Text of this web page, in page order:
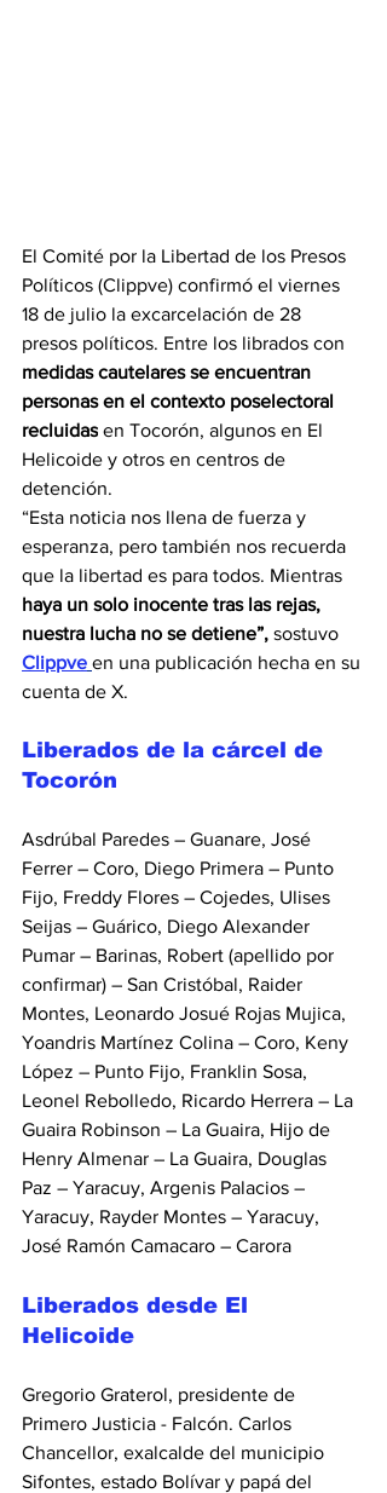
El Comité por la Libertad de los Presos
Políticos (Clippve) confirmó el viernes
18 de julio la excarcelación de 28
presos políticos. Entre los librados con
medidas cautelares se encuentran
personas en el contexto poselectoral
recluidas en Tocorón, algunos en El
Helicoide y otros en centros de
detención.
“Esta noticia nos llena de fuerza y
esperanza, pero también nos recuerda
que la libertad es para todos. Mientras
haya un solo inocente tras las rejas,
nuestra lucha no se detiene”, sostuvo
Clippve en una publicación hecha en su
cuenta de X.
Liberados de la cárcel de
Tocorón
Asdrúbal Paredes – Guanare, José
Ferrer – Coro, Diego Primera – Punto
Fijo, Freddy Flores – Cojedes, Ulises
Seijas – Guárico, Diego Alexander
Pumar – Barinas, Robert (apellido por
confirmar) – San Cristóbal, Raider
Montes, Leonardo Josué Rojas Mujica,
Yoandris Martínez Colina – Coro, Keny
López – Punto Fijo, Franklin Sosa,
Leonel Rebolledo, Ricardo Herrera – La
Guaira Robinson – La Guaira, Hijo de
Henry Almenar – La Guaira, Douglas
Paz – Yaracuy, Argenis Palacios –
Yaracuy, Rayder Montes – Yaracuy,
José Ramón Camacaro – Carora
Liberados desde El
Helicoide
Gregorio Graterol, presidente de
Primero Justicia - Falcón. Carlos
Chancellor, exalcalde del municipio
Sifontes, estado Bolívar y papá del